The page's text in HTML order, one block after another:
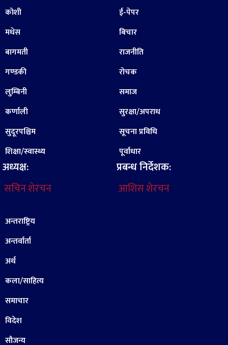
कोशी
मधेस
बागमती
गण्डकी
लुम्बिनी
कर्णाली
सुदूरपश्चिम
शिक्षा/स्वास्थ्य
अध्यक्ष:
सचिन शेरचन
ई-पेपर
बिचार
राजनीति
रोचक
समाज
सुरक्षा/अपराध
सूचना प्रविधि
पूर्वाधार
प्रबन्ध निर्देशक:
आशिस शेरचन
अन्तराष्ट्रिय
अन्तर्वार्ता
अर्थ
कला/साहित्य
समाचार
विदेश
सौजन्य